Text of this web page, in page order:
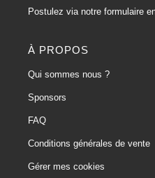
Postulez via notre formulaire
À PROPOS
Qui sommes nous ?
Sponsors
FAQ
Conditions générales de vente
Gérer mes cookies